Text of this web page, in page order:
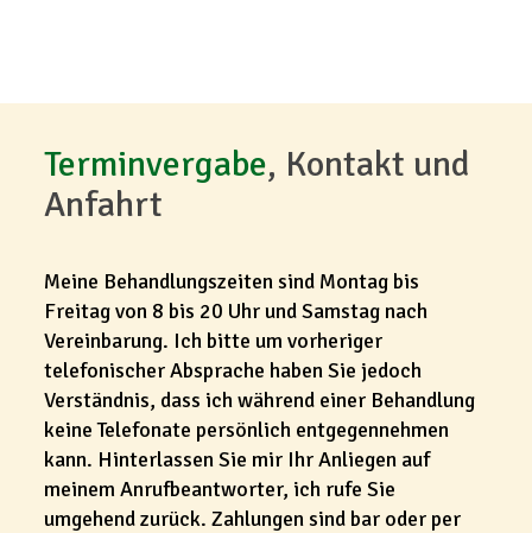
Terminvergabe, Kontakt und
Anfahrt
Meine Behandlungszeiten sind Montag bis
Freitag von 8 bis 20 Uhr und Samstag nach
Vereinbarung. Ich bitte um vorheriger
telefonischer Absprache haben Sie jedoch
Verständnis, dass ich während einer Behandlung
keine Telefonate persönlich entgegennehmen
kann. Hinterlassen Sie mir Ihr Anliegen auf
meinem Anrufbeantworter, ich rufe Sie
umgehend zurück. Zahlungen sind bar oder per